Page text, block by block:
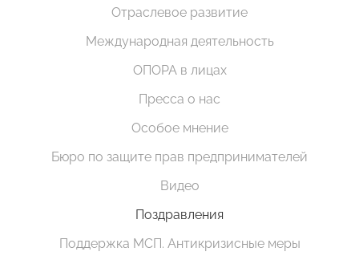
Отраслевое развитие
Международная деятельность
ОПОРА в лицах
Пресса о нас
Особое мнение
Бюро по защите прав предпринимателей
Видео
Поздравления
Поддержка МСП. Антикризисные меры